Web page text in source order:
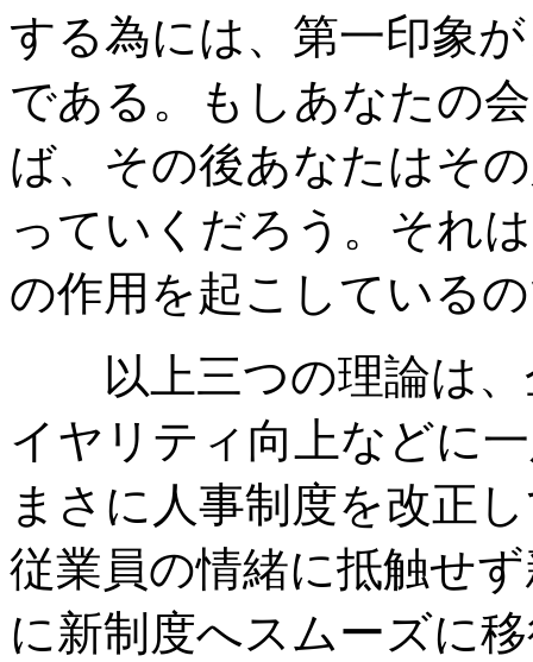
する為には、第一印象
である。もしあなたの
ば、その後あなたはそ
っていくだろう。それ
の作用を起こしている
以上三つの理論は、
イヤリティ向上などに
まさに人事制度を改正
従業員の情緒に抵触せ
に新制度へスムーズに